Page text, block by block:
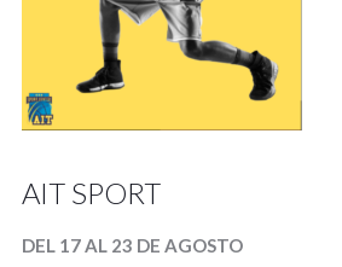
AIT SPORT
DEL 17 AL 23 DE AGOSTO